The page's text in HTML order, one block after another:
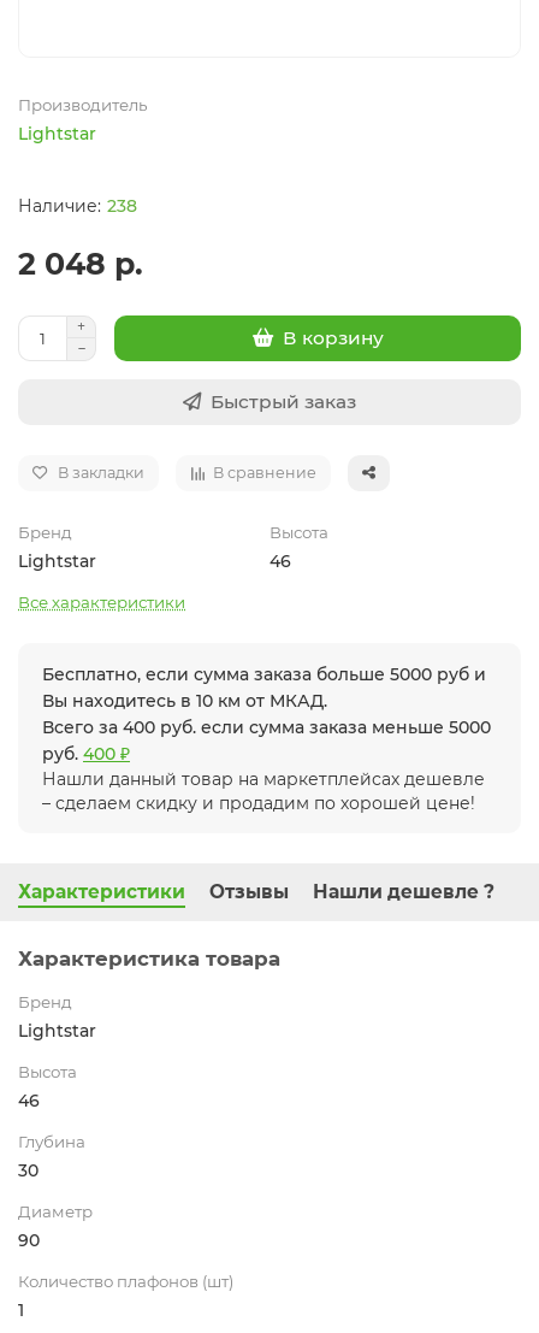
Производитель
Lightstar
238
2 048 р.
В корзину
Быстрый заказ
В закладки В сравнение
Бренд
Lightstar
Высота
46
Все характеристики
Бесплатно, если сумма заказа больше 5000 руб и
Вы находитесь в 10 км от МКАД.
Всего за 400 руб. если сумма заказа меньше 5000
руб. 400 ₽
Нашли данный товар на маркетплейсах дешевле
– сделаем скидку и продадим по хорошей цене!
Характеристики Отзывы Нашли дешевле ?
Характеристика товара
Бренд
Lightstar
Высота
46
Глубина
30
Диаметр
90
Количество плафонов (шт)
1